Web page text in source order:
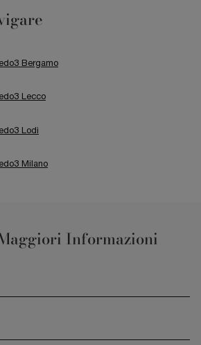
Bergamo
Lecco
Lodi
Milano
Informazioni